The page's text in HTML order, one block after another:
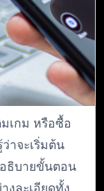
เกม หรือซื้อ
าจะเริ่มต้น
ธิบายขั้นตอน